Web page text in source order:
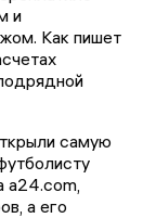
и
Как пишет
самую
a24.com,
а его